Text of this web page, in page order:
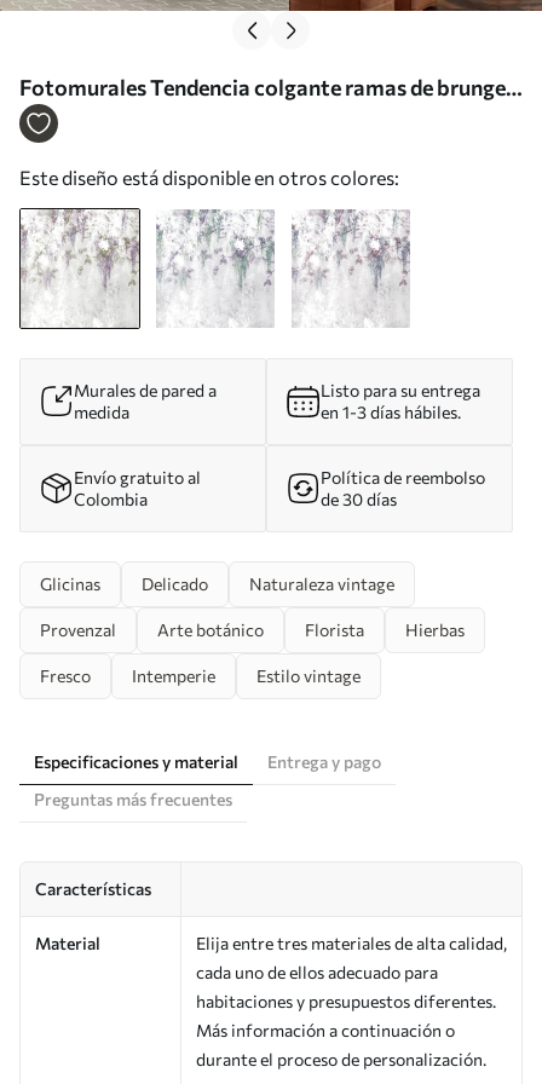
Fotomurales Tendencia colgante ramas de brunge
con colores morados Nr. u73816
Este diseño está disponible en otros colores:
Murales de pared a
medida
Listo para su entrega
en 1-3 días hábiles.
Envío gratuito al
Colombia
Política de reembolso
de 30 días
Glicinas Delicado Naturaleza vintage
Provenzal Arte botánico Florista Hierbas
Fresco Intemperie Estilo vintage
Especificaciones y material
Entrega y pago
Preguntas más frecuentes
Características
Material
Elija entre tres materiales de alta calidad,
cada uno de ellos adecuado para
habitaciones y presupuestos diferentes.
Más información a continuación o
durante el proceso de personalización.